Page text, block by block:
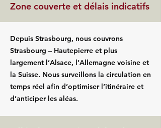
Zone couverte et délais indicatifs
Depuis Strasbourg, nous couvrons
Strasbourg – Hautepierre et plus
largement l’Alsace, l’Allemagne voisine et
la Suisse. Nous surveillons la circulation en
temps réel afin d’optimiser l’itinéraire et
d’anticiper les aléas.